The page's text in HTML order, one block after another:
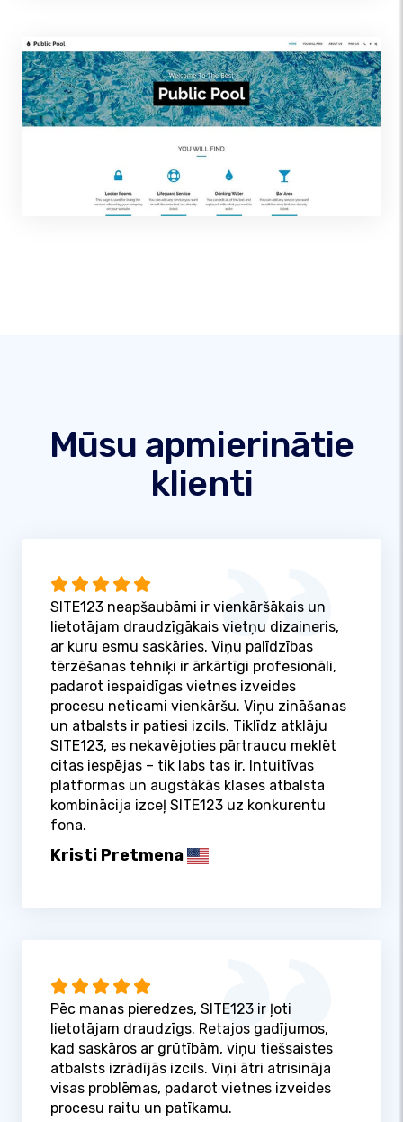
Mūsu apmierinātie
klienti
SITE123 neapšaubāmi ir vienkāršākais un
lietotājam draudzīgākais vietņu dizaineris,
ar kuru esmu saskāries. Viņu palīdzības
tērzēšanas tehniķi ir ārkārtīgi profesionāli,
padarot iespaidīgas vietnes izveides
procesu neticami vienkāršu. Viņu zināšanas
un atbalsts ir patiesi izcils. Tiklīdz atklāju
SITE123, es nekavējoties pārtraucu meklēt
citas iespējas – tik labs tas ir. Intuitīvas
platformas un augstākās klases atbalsta
kombinācija izceļ SITE123 uz konkurentu
fona.
Kristi Pretmena
Pēc manas pieredzes, SITE123 ir ļoti
lietotājam draudzīgs. Retajos gadījumos,
kad saskāros ar grūtībām, viņu tiešsaistes
atbalsts izrādījās izcils. Viņi ātri atrisināja
visas problēmas, padarot vietnes izveides
procesu raitu un patīkamu.